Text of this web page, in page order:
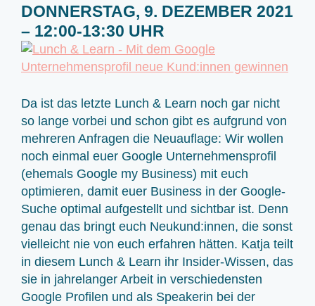
DONNERSTAG, 9. DEZEMBER 2021
– 12:00-13:30 UHR
Da ist das letzte Lunch & Learn noch gar nicht
so lange vorbei und schon gibt es aufgrund von
mehreren Anfragen die Neuauflage: Wir wollen
noch einmal euer Google Unternehmensprofil
(ehemals Google my Business) mit euch
optimieren, damit euer Business in der Google-
Suche optimal aufgestellt und sichtbar ist. Denn
genau das bringt euch Neukund:innen, die sonst
vielleicht nie von euch erfahren hätten. Katja teilt
in diesem Lunch & Learn ihr Insider-Wissen, das
sie in jahrelanger Arbeit in verschiedensten
Google Profilen und als Speakerin bei der